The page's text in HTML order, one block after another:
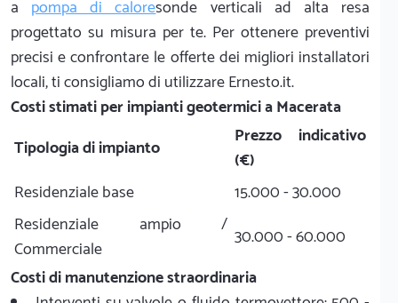
a pompa di caloresonde verticali ad alta resa
progettato su misura per te. Per ottenere preventivi
precisi e confrontare le offerte dei migliori installatori
locali, ti consigliamo di utilizzare Ernesto.it.
Costi stimati per impianti geotermici a Macerata
Tipologia di impianto
Prezzo indicativo
(€)
Residenziale base
15.000 - 30.000
Residenziale ampio /
Commerciale
30.000 - 60.000
Costi di manutenzione straordinaria